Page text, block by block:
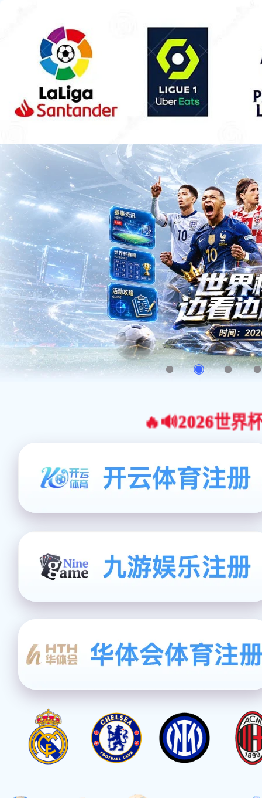
🔥🔊2026世界杯官网